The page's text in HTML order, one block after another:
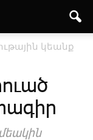
կեանք